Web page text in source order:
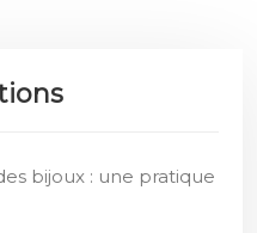
bijoux : une pratique